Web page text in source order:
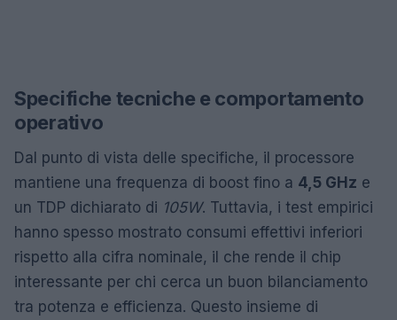
Specifiche tecniche e comportamento
operativo
Dal punto di vista delle specifiche, il processore
mantiene una frequenza di boost fino a 4,5 GHz e
un TDP dichiarato di 105W. Tuttavia, i test empirici
hanno spesso mostrato consumi effettivi inferiori
rispetto alla cifra nominale, il che rende il chip
interessante per chi cerca un buon bilanciamento
tra potenza e efficienza. Questo insieme di